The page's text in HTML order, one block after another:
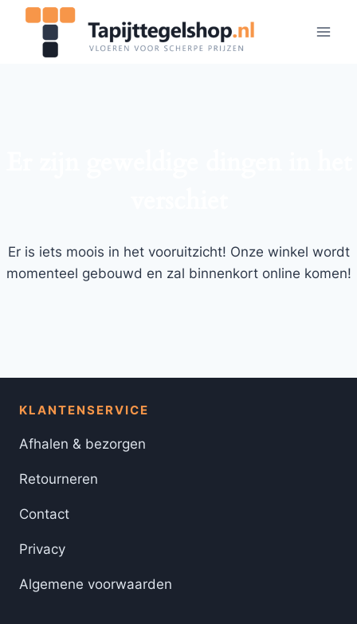
Doorgaan
inhoud
Er is iets moois in het vooruitzicht! Onze winkel wordt
momenteel gebouwd en zal binnenkort online komen!
KLANTENSERVICE
Afhalen & bezorgen
Retourneren
Contact
Privacy
Algemene voorwaarden